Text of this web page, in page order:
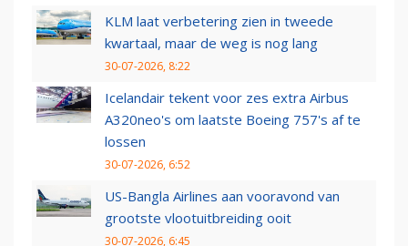
KLM laat verbetering zien in tweede
kwartaal, maar de weg is nog lang
30-07-2026, 8:22
Icelandair tekent voor zes extra Airbus
A320neo's om laatste Boeing 757's af te
lossen
30-07-2026, 6:52
US-Bangla Airlines aan vooravond van
grootste vlootuitbreiding ooit
30-07-2026, 6:45